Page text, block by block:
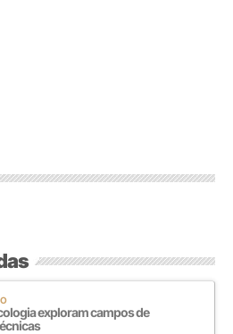
exploram campos de